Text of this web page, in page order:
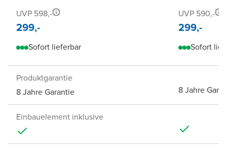
UVP 598,-
299,-
Sofort lieferbar
UVP 590,-
299,-
Sofort
Produktgarantie
8 Jahre Garantie
8 Jahre
Einbauelement inklusive